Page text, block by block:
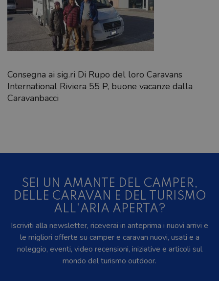
Consegna ai sig.ri Di Rupo del loro Caravans
International Riviera 55 P, buone vacanze dalla
Caravanbacci
SEI UN AMANTE DEL CAMPER,
DELLE CARAVAN E DEL TURISMO
ALL'ARIA APERTA?
Iscriviti alla newsletter, riceverai in anteprima i nuovi arrivi e
le migliori offerte su camper e caravan nuovi, usati e a
noleggio, eventi, video recensioni, iniziative e articoli sul
mondo del turismo outdoor.